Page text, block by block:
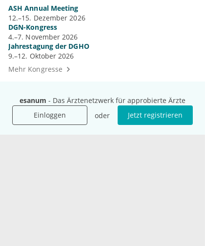
esanum - Das Ärztenetzwerk für approbierte Ärzte
Einloggen
oder Jetzt registrieren
ASH Annual Meeting
12.–15. Dezember 2026
DGN-Kongress
4.–7. November 2026
Jahrestagung der DGHO
9.–12. Oktober 2026
Mehr Kongresse